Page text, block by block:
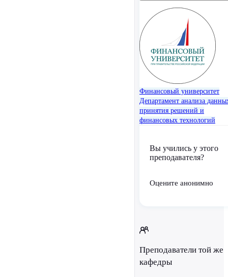
Финансовый университет
Департамент анализа
принятия решений и
финансовых технологий
Вы учились у этого
преподавателя?
Оцените анонимно
Преподаватели той же
кафедры